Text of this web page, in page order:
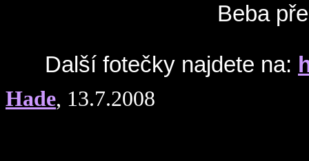
Beba
Další fotečky najdete na:
Hade, 13.7.2008